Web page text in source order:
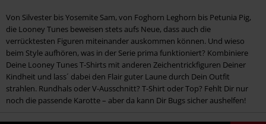
Von Silvester bis Yosemite Sam, von Foghorn Leghorn bis Petunia Pig,
die Looney Tunes beweisen stets aufs Neue, dass auch die
verrücktesten Figuren miteinander auskommen können. Und wieso
beim Style aufhören, was in der Serie prima funktioniert? Kombiniere
Deine Looney Tunes T-Shirts mit anderen Zeichentrickfiguren Deiner
Kindheit und lass´ dabei den Flair guter Laune durch Dein Outfit
strahlen. Rundhals oder V-Ausschnitt? T-Shirt oder Top? Fehlt Dir nur
noch die passende Karotte – aber da kann Dir Bugs sicher aushelfen!